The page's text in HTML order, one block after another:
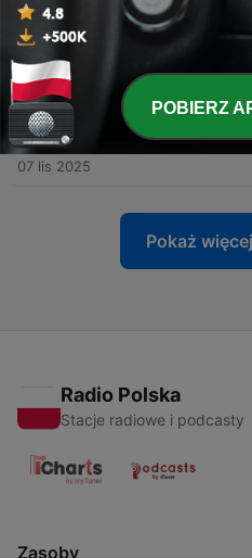
18 maj 2026
Prehistoria! Cz. 1, czyli o
nastąpiło to co jest teraz
23 gru 2025
24 - Nibyocinek S02E05:
07 lis 2025
Pokaż
Radio Polska
Stacje radiowe i podcasty
Zasoby
POBIERZ